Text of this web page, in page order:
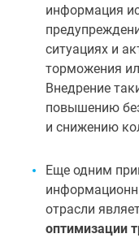
информация
ситуациях и
торможения
Внедрение
повышению
и снижению
Еще одним
отрасли
оптимизации